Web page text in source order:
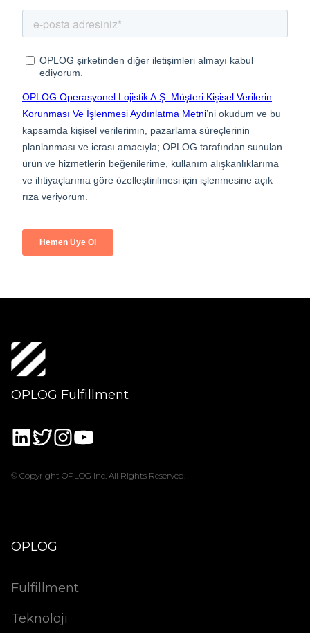
OPLOG Fulfillment
© Copyright OPLOG Inc. All Rights Reserved.
OPLOG
Fulfillment
Teknoloji